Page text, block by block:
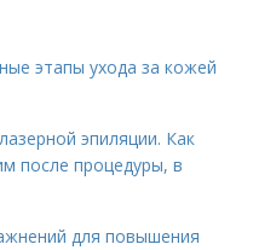
этапы ухода за кожей
эпиляции. Как
после процедуры, в
для повышения